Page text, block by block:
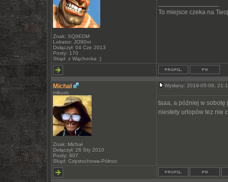
Znak: SQ9EDM
Lokator: JO90nt
Dołączył: 04 Cze 2013
Posty: 170
Skąd: z Wąchocka ;)
To miejsce czeka na
Michał
mikuss
Znak: Michał
Dołączył: 26 Sty 2010
Posty: 607
Skąd: Częstochowa-Północ
Wysłany: 2019-05-09,
taaa, a później w
niestety urlopów tez nie